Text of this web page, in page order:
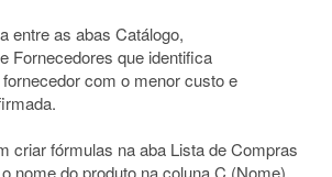
entre as abas Catálogo,
Fornecedores que identifica
com o menor custo e
criar fórmulas na aba Lista de Compras
nome do produto na coluna C (Nome),